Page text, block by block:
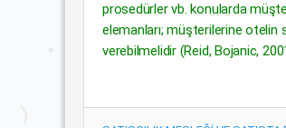
prosedürler vb. konularda
elemanları; müşterilerine otelin
verebilmelidir (Reid, Bojanic,